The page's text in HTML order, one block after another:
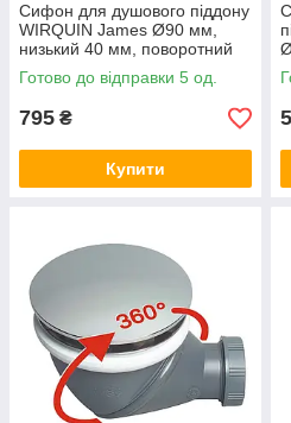
Сифон для душового піддону
WIRQUIN James Ø90 мм,
низький 40 мм, поворотний
360°, 31-34.5 л/хв, хром,
Франція
Готово до відправки 5 од.
795 ₴
Купити